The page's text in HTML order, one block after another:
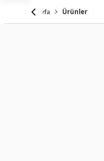
Anasayfa Ürünler